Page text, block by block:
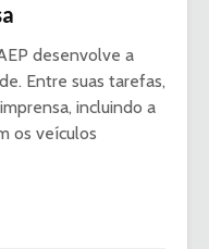
desenvolve a
Entre suas tarefas,
incluindo a
os veículos